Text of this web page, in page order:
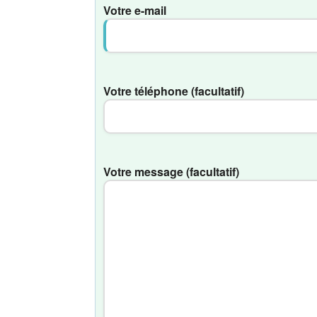
Votre e-mail
Votre téléphone (facultatif)
Votre message (facultatif)